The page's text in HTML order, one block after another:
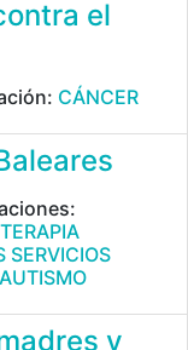
el
CÁNCER
TERAPIA
SERVICIOS
AUTISMO
y